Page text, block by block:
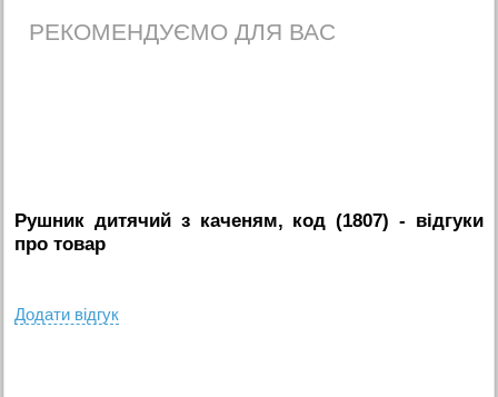
РЕКОМЕНДУЄМО ДЛЯ ВАС
Рушник дитячий з каченям, код (1807) - вiдгуки
про товар
Додати вiдгук